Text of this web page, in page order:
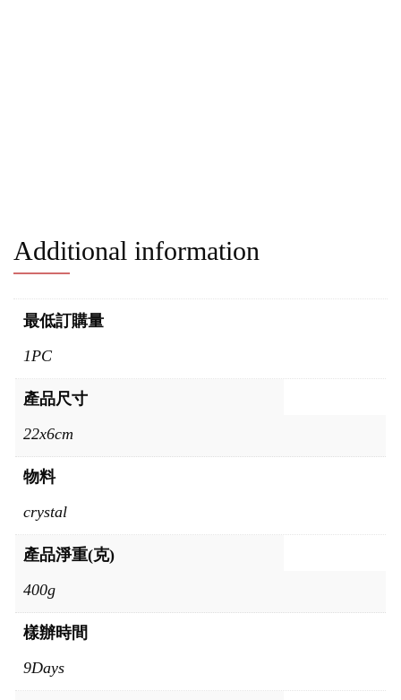
Additional information
最低訂購量
1PC
產品尺寸
22x6cm
物料
crystal
產品淨重(克)
400g
樣辦時間
9Days